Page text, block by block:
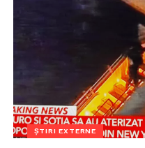
ȘTIRI EXTERNE